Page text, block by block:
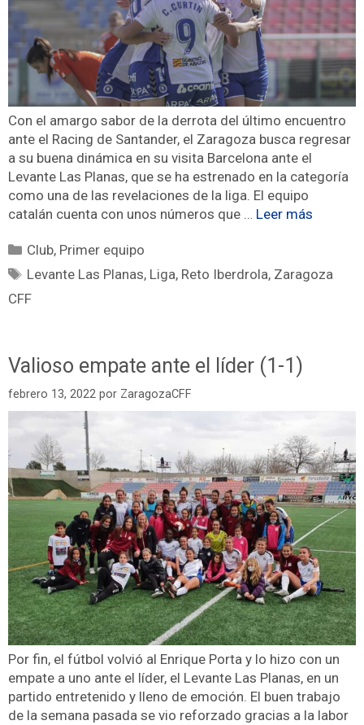
Con el amargo sabor de la derrota del último encuentro
ante el Racing de Santander, el Zaragoza busca regresar
a su buena dinámica en su visita Barcelona ante el
Levante Las Planas, que se ha estrenado en la categoría
como una de las revelaciones de la liga. El equipo
catalán cuenta con unos números que … Leer más
Club, Primer equipo
Levante Las Planas, Liga, Reto Iberdrola, Zaragoza
CFF
Valioso empate ante el líder (1-1)
febrero 13, 2022 por ZaragozaCFF
Por fin, el fútbol volvió al Enrique Porta y lo hizo con un
empate a uno ante el líder, el Levante Las Planas, en un
partido entretenido y lleno de emoción. El buen trabajo
de la semana pasada se vio reforzado gracias a la labor